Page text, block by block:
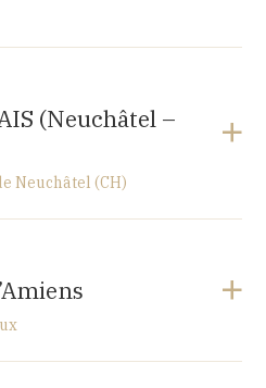
(Neuchâtel –
Neuchâtel (CH)
1 CH-2000 Neuchâtel